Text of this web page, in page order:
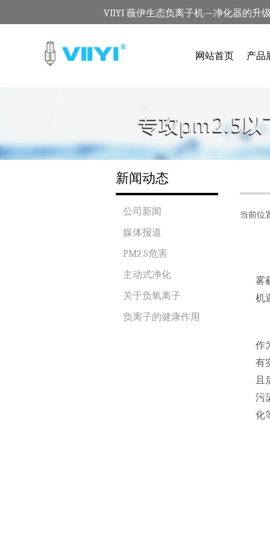
VIIYI 薇伊生态负离子机—净化器的升
网站首页 产品
新闻动态
公司新闻
媒体报道
PM2.5危害
主动式净化
关于负氧离子
负离子的健康作用
当前位
雾
机
作
有
且
污
化